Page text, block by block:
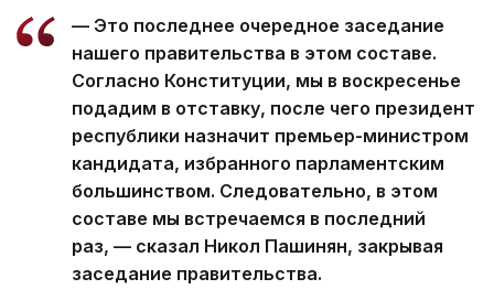
— Это последнее очередное заседание
нашего правительства в этом составе.
Согласно Конституции, мы в воскресенье
подадим в отставку, после чего президент
республики назначит премьер-министром
кандидата, избранного парламентским
большинством. Следовательно, в этом
составе мы встречаемся в последний
раз, — сказал Никол Пашинян, закрывая
заседание правительства.